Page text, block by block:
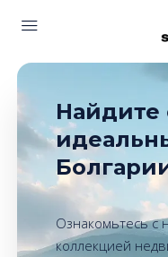
Найдите
Ознакомьтесь с
коллекцией